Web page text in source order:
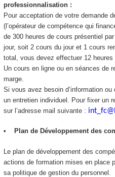
professionnalisation :
Pour acceptation de votre demande
(l’opérateur de compétence qui
de 300 heures de cours présentiel
jour, soit 2 cours du jour et 1 cours
total, vous devez effectuer 12
Un cours en ligne ou en séances de
marge.
Si vous avez besoin d’information
un entretien individuel. Pour fixer un
sur l’adresse mail suivante :
• Plan de Développement des
Le plan de développement des
actions de formation mises en place
sa politique de gestion du personnel.